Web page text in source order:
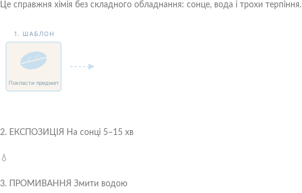
Це справжня хімія без складного обладнання: сонце, вода і трохи терпіння.
1. ШАБЛОН
Покласти предмет
2. ЕКСПОЗИЦІЯ На сонці 5–15 хв
💧
3. ПРОМИВАННЯ Змити водою